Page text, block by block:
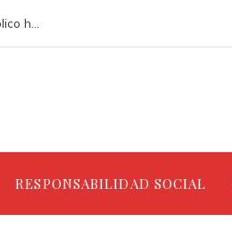
RESPONSABILIDAD SOCIAL